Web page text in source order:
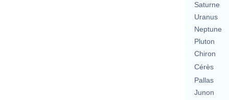
Saturne
Uranus
Neptune
Pluton
Chiron
Cérès
Pallas
Junon